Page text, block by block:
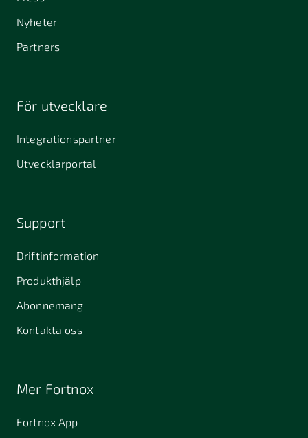
Nyheter
Partners
För utvecklare
Integrationspartner
Utvecklarportal
Support
Driftinformation
Produkthjälp
Abonnemang
Kontakta oss
Mer Fortnox
Fortnox App